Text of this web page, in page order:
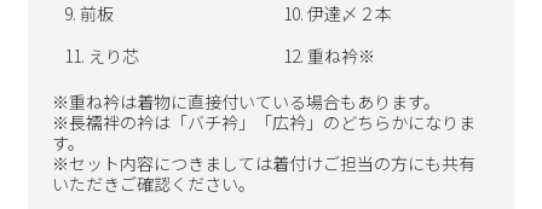
前板
伊達〆２本
えり芯
重ね衿※
※重ね衿は着物に直接付いている場合もあります。
※長襦袢の衿は「バチ衿」「広衿」のどちらかになりま
す。
※セット内容につきましては着付けご担当の方にも共有
いただきご確認ください。